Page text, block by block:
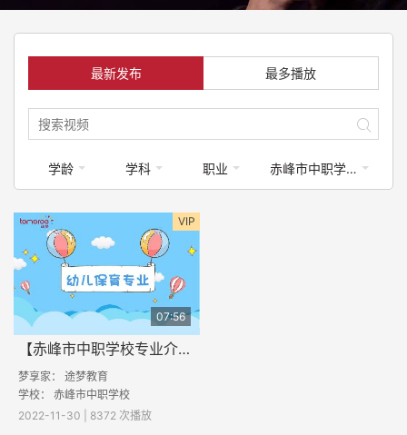
最新发布 最多播放
学龄 学科 职业 赤峰市中职学校专业介绍
VIP
07:56
【赤峰市中职学校专业介绍】幼儿保育专业
梦享家： 途梦教育
学校： 赤峰市中职学校
2022-11-30 | 8372 次播放